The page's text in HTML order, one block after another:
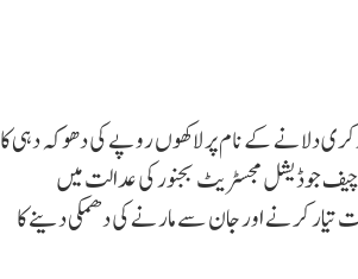
دلانے کے نام پر لاکھوں روپے کی دھوکہ دہی کا
چیف جوڈیشل مجسٹریٹ بجنور کی عدالت میں
تیار کرنے اور جان سے مارنے کی دھمکی دینے کا